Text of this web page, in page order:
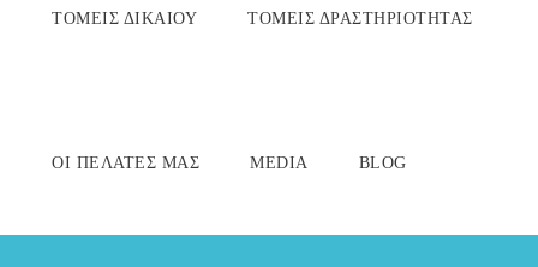
ΤΟΜΕΊΣ ΔΙΚΑΊΟΥ ΤΟΜΕΊΣ ΔΡΑΣΤΗΡΙΌΤΗΤΑΣ
ΟΙ ΠΕΛΆΤΕΣ ΜΑΣ MEDIA BLOG